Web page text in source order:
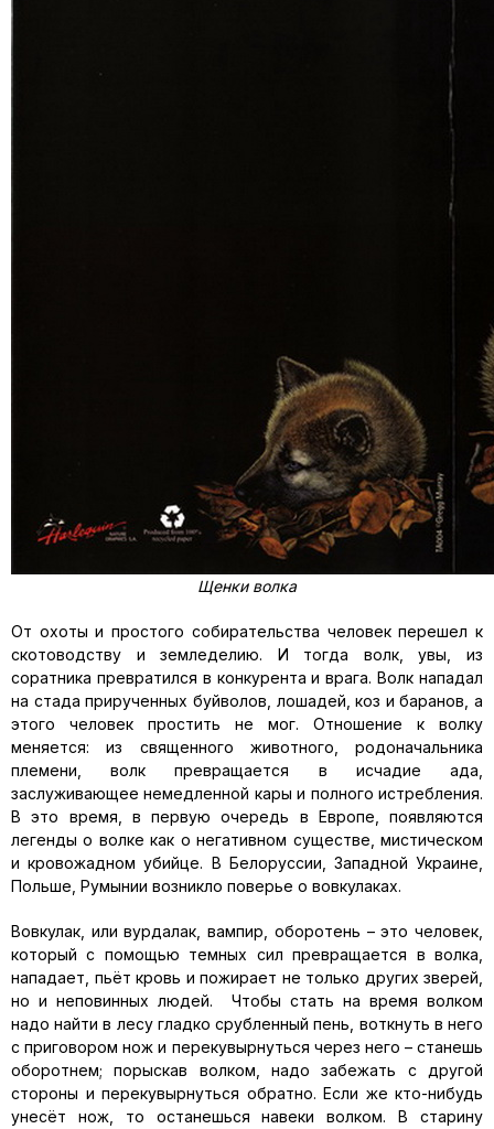
Щенки волка
От охоты и простого собирательства человек перешел к
скотоводству и земледелию. И тогда волк, увы, из
соратника превратился в конкурента и врага. Волк нападал
на стада прирученных буйволов, лошадей, коз и баранов, а
этого человек простить не мог. Отношение к волку
меняется: из священного животного, родоначальника
племени, волк превращается в исчадие ада,
заслуживающее немедленной кары и полного истребления.
В это время, в первую очередь в Европе, появляются
легенды о волке как о негативном существе, мистическом
и кровожадном убийце. В Белоруссии, Западной Украине,
Польше, Румынии возникло поверье о вовкулаках.
Вовкулак, или вурдалак, вампир, оборотень – это человек,
который с помощью темных сил превращается в волка,
нападает, пьёт кровь и пожирает не только других зверей,
но и неповинных людей. Чтобы стать на время волком
надо найти в лесу гладко срубленный пень, воткнуть в него
с приговором нож и перекувырнуться через него – станешь
оборотнем; порыскав волком, надо забежать с другой
стороны и перекувырнуться обратно. Если же кто-нибудь
унесёт нож, то останешься навеки волком. В старину